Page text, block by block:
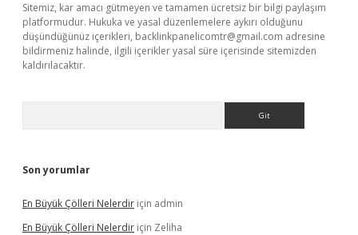
Sitemiz, kar amacı gütmeyen ve tamamen ücretsiz bir bilgi paylaşım
platformudur. Hukuka ve yasal düzenlemelere aykırı olduğunu
düşündüğünüz içerikleri, backlinkpanelicomtr@gmail.com adresine
bildirmeniz halinde, ilgili içerikler yasal süre içerisinde sitemizden
kaldırılacaktır.
Son yorumlar
En Büyük Çölleri Nelerdir için admin
En Büyük Çölleri Nelerdir için Zeliha